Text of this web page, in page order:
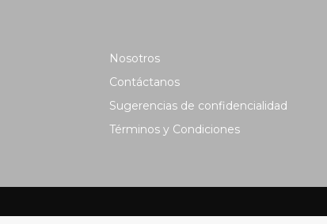
Nosotros
Contáctanos
Sugerencias de confidencialidad
Términos y Condiciones